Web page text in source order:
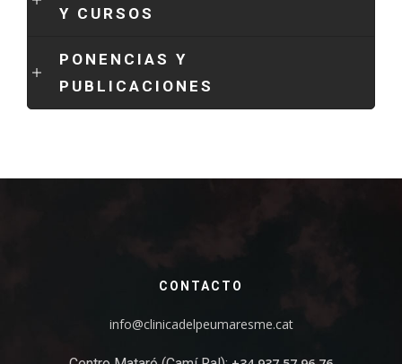
Y CURSOS
PONENCIAS Y
PUBLICACIONES
CONTACTO
info@clinicadelpeumaresme.cat